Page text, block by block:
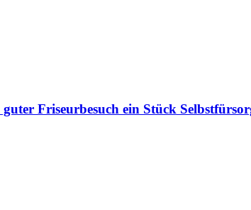
Friseurbesuch ein Stück